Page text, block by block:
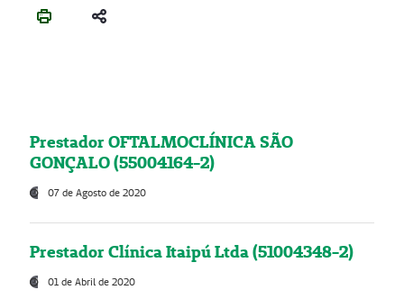
Prestador OFTALMOCLÍNICA SÃO
GONÇALO (55004164-2)
07 de Agosto de 2020
Prestador Clínica Itaipú Ltda (51004348-2)
01 de Abril de 2020